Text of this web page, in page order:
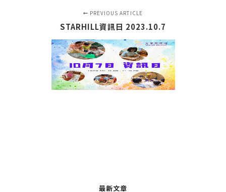
PREVIOUS ARTICLE
STARHILL資訊日 2023.10.7
最新文章